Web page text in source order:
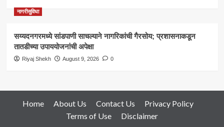
नागरीसुविधा
सय्यदनगरमध्ये सांडपाणी साचल्याने नागरिकांची गैरसोय; प्रशासनाकडून
तातडीच्या उपाययोजनांची अपेक्षा
Riyaj Shekh August 9, 2026 0
Home About Us Contact Us
Privacy Policy
Terms of Use
Disclaimer